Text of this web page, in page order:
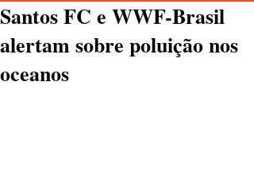
Santos FC e WWF-Brasil
alertam sobre poluição nos
oceanos